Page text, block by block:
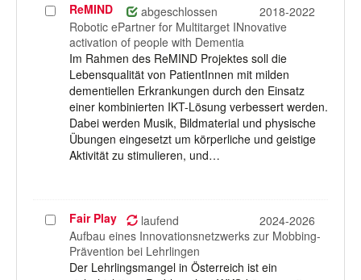
Projekt
auswählen
ReMIND abgeschlossen
2018-2022
Robotic ePartner for Multitarget INnovative
activation of people with Dementia
Im Rahmen des ReMIND Projektes soll die
Lebensqualität von PatientInnen mit milden
dementiellen Erkrankungen durch den Einsatz
einer kombinierten IKT-Lösung verbessert werden.
Dabei werden Musik, Bildmaterial und physische
Übungen eingesetzt um körperliche und geistige
Aktivität zu stimulieren, und…
Projekt
auswählen
Fair Play laufend
2024-2026
Aufbau eines Innovationsnetzwerks zur Mobbing-
Prävention bei Lehrlingen
Der Lehrlingsmangel in Österreich ist ein